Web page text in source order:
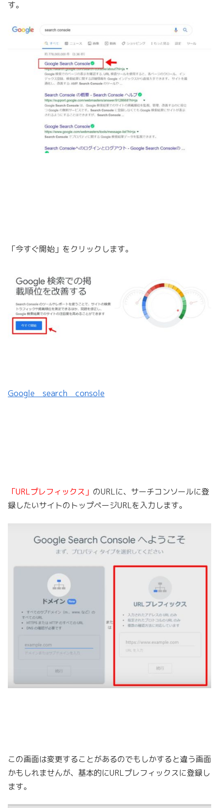
す。
「今すぐ開始」をクリックします。
Google search console
「URLプレフィックス」 のURLに、サーチコンソールに登
録したいサイトのトップページURLを入力します。
この画面は変更することがあるのでもしかすると違う画面
かもしれませんが、基本的にURLプレフィックスに登録し
ます。